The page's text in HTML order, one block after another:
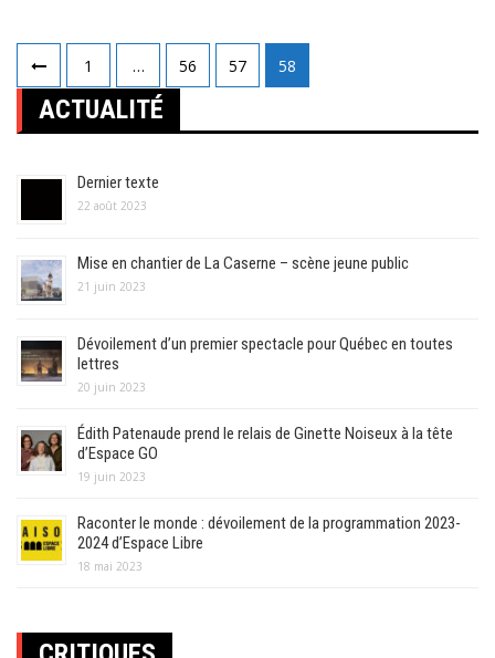
Pagination
des
publications
1 … 56 57 58
ACTUALITÉ
Dernier texte
22 août 2023
Mise en chantier de La Caserne – scène jeune public
21 juin 2023
Dévoilement d’un premier spectacle pour Québec en toutes
lettres
20 juin 2023
Édith Patenaude prend le relais de Ginette Noiseux à la tête
d’Espace GO
19 juin 2023
Raconter le monde : dévoilement de la programmation 2023-
2024 d’Espace Libre
18 mai 2023